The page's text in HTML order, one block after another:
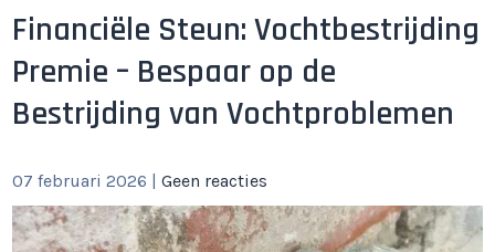
Financiële Steun: Vochtbestrijding
Premie – Bespaar op de
Bestrijding van Vochtproblemen
07 februari 2026 |Geen reacties